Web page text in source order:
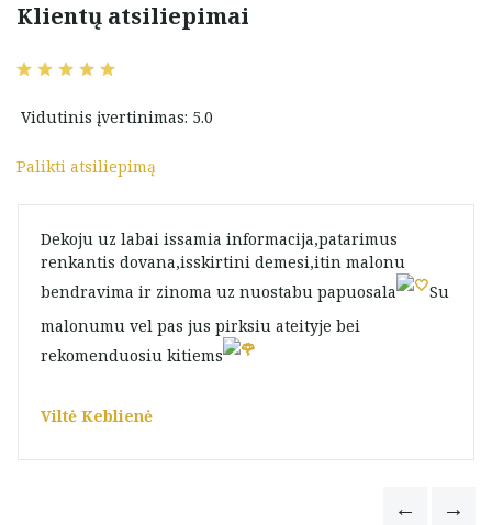
Klientų atsiliepimai
Vidutinis įvertinimas: 5.0
Palikti atsiliepimą
Dekoju uz labai issamia informacija,patarimus
renkantis dovana,isskirtini demesi,itin malonu
bendravima ir zinoma uz nuostabu papuosala
Su
malonumu vel pas jus pirksiu ateityje bei
rekomenduosiu kitiems
Viltė Keblienė